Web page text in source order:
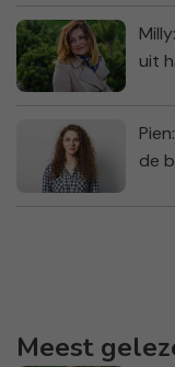
uit
de
Meest